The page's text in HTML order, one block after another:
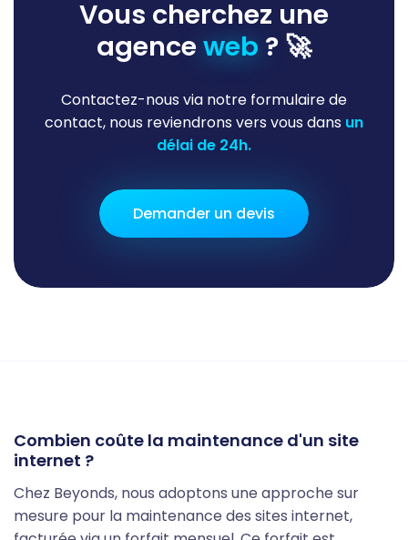
Vous cherchez une
agence web ? 🚀
Contactez-nous via notre formulaire de
contact, nous reviendrons vers vous dans un
délai de 24h.
Demander un devis
Combien coûte la maintenance d'un site
internet ?
Chez Beyonds, nous adoptons une approche sur
mesure pour la maintenance des sites internet,